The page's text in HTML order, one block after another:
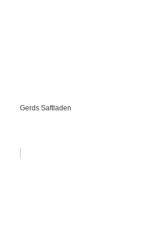
Gerds Saftladen